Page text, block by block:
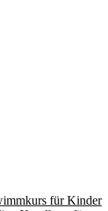
für Kinder